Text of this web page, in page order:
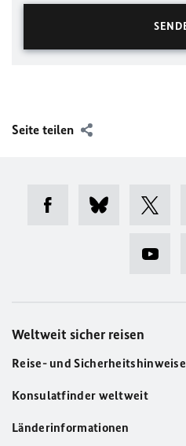
Seite teilen
Weltweit sicher reisen
Reise- und Sicherheitshinweise
Konsulatfinder weltweit
Länderinformationen